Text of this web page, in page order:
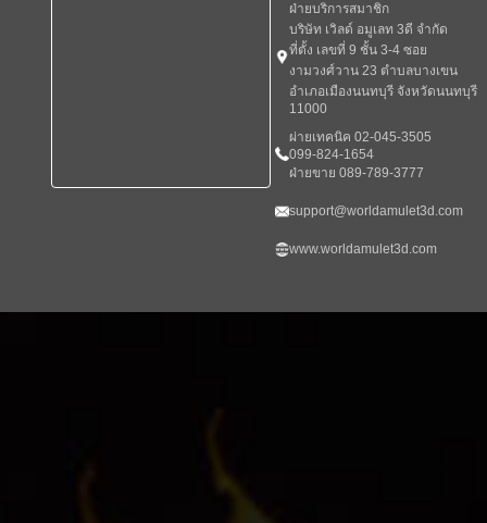
ฝ่ายบริการสมาชิก
บริษัท เวิลด์ อมูเลท 3ดี จำกัด
ที่ตั้ง เลขที่ 9 ชั้น 3-4 ซอย
งามวงศ์วาน 23 ตำบลบางเขน
อำเภอเมืองนนทบุรี จังหวัดนนทบุรี
11000
ผ่ายเทคนิค 02-045-3505
099-824-1654
ฝ่ายขาย 089-789-3777
support@worldamulet3d.com
www.worldamulet3d.com